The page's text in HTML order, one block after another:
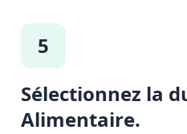
5
Sélectionnez la
Alimentaire.